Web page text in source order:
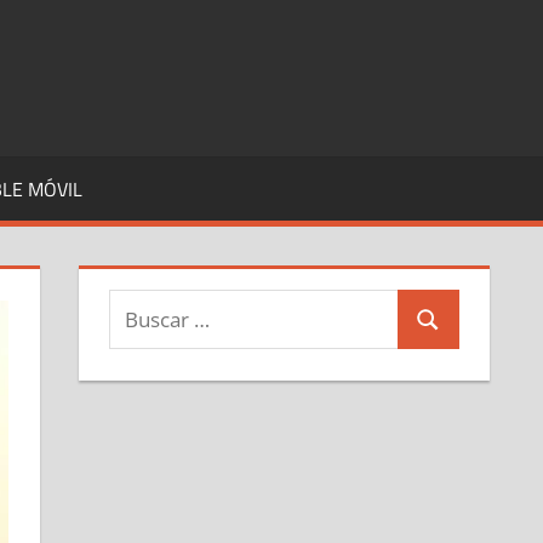
MÓVIL
Buscar:
Buscar